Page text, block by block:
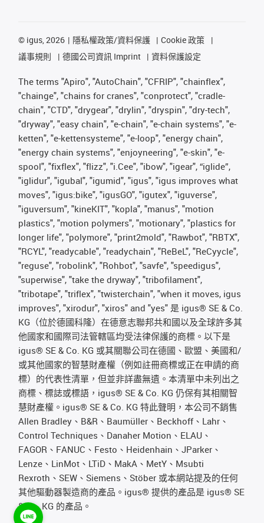
© igus, 2026 隱私權政策/資料保護
Cookie 政策
議事規則
德國公司資訊 Imprint 資料保護設定
The terms "Apiro", "AutoChain", "CFRIP", "chainflex",
"chainge", "chains for cranes", "conprotect", "cradle-
chain", "CTD", "drygear", "drylin", "dryspin", "dry-tech",
"dryway", "easy chain", "e-chain", "e-chain systems", "e-
ketten", "e-kettensysteme", "e-loop", "energy chain",
"energy chain systems", "enjoyneering", "e-skin", "e-
spool", "fixflex", "flizz", "i.Cee", "ibow", "igear", “iglide”,
"iglidur", "igubal", "igumid", "igus", "igus improves what
moves", "igus:bike", "igusGO", "igutex", "iguverse",
"iguversum", "kineKIT", "kopla", "manus", "motion
plastics", "motion polymers", "motionary", "plastics for
longer life", "polymore", "print2mold", "Rawbot", "RBTX",
"RCYL", "readycable", "readychain", "ReBeL", "ReCyycle",
"reguse", "robolink", "Rohbot", "savfe", "speedigus",
"superwise", "take the dryway", "tribofilament",
"tribotape", "triflex", "twisterchain", "when it moves, igus
improves", "xirodur", "xiros" and "yes" 是 igus® SE & Co.
KG（位於德國科隆）在德意志聯邦共和國以及全球許多其
他國家和國際司法管轄區均受法律保護的商標。以下是
igus® SE & Co. KG 或其關聯公司在德國、歐盟、美國和/
或其他國家的智慧財產權（例如註冊商標或正在申請的商
標）的代表性清單，但並非詳盡無遺。本清單中未列出之
商標、標誌或標語，igus® SE & Co. KG 仍保有其相關智
慧財產權。igus® SE & Co. KG 特此聲明，本公司不銷售
Allen Bradley、B&R、Baumüller、Beckhoff、Lahr、
Control Techniques、Danaher Motion、ELAU、
FAGOR、FANUC、Festo、Heidenhain、JParker、
Lenze、LinMot、LTiD、MakA、MetY、Msubti
Rexroth、SEW、Siemens、Stöber 或本網站提及的任何
其他驅動器製造商的產品。igus® 提供的產品是 igus® SE
& Co. KG 的產品。